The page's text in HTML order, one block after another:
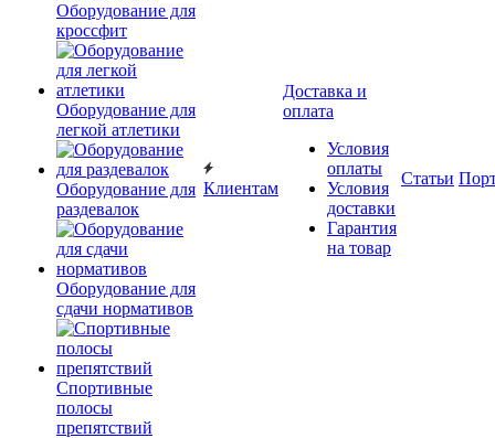
Оборудование для
кроссфит
Оборудование для
легкой атлетики
Оборудование для
раздевалок
Оборудование для
сдачи нормативов
Спортивные
полосы
препятствий
Клиентам
Доставка и
оплата
Условия
оплаты
Условия
доставки
Гарантия
на товар
Статьи